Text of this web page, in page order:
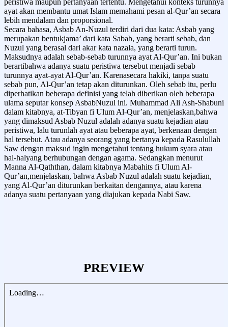
ayat akan membantu umat Islam memahami pesan al-Qur’an secara
lebih mendalam dan proporsional.
Secara bahasa, Asbab An-Nuzul terdiri dari dua kata: Asbab yang
merupakan bentukjama’ dari kata Sabab, yang berarti sebab, dan
Nuzul yang berasal dari akar kata nazala, yang berarti turun.
Maksudnya adalah sebab-sebab turunnya ayat Al-Qur’an. Ini bukan
berartibahwa adanya suatu peristiwa tersebut menjadi sebab
turunnya ayat-ayat Al-Qur’an. Karenasecara hakiki, tanpa suatu
sebab pun, Al-Qur’an tetap akan diturunkan. Oleh sebab itu, perlu
diperhatikan beberapa definisi yang telah diberikan oleh beberapa
ulama seputar konsep AsbabNuzul ini. Muhammad Ali Ash-Shabuni
dalam kitabnya, at-Tibyan fi Ulum Al-Qur’an, menjelaskan,bahwa
yang dimaksud Asbab Nuzul adalah adanya suatu kejadian atau
peristiwa, lalu turunlah ayat atau beberapa ayat, berkenaan dengan
hal tersebut. Atau adanya seorang yang bertanya kepada Rasulullah
Saw dengan maksud ingin mengetahui tentang hukum syara atau
hal-halyang berhubungan dengan agama. Sedangkan menurut
Manna Al-Qaththan, dalam kitabnya Mabahits fi Ulum Al-
Qur’an,menjelaskan, bahwa Asbab Nuzul adalah suatu kejadian,
yang Al-Qur’an diturunkan berkaitan dengannya, atau karena
adanya suatu pertanyaan yang diajukan kepada Nabi Saw.
PREVIEW